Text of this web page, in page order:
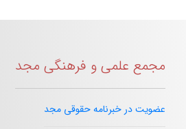
مجمع علمی و فرهنگی مجد
عضویت در خبرنامه حقوقی مجد